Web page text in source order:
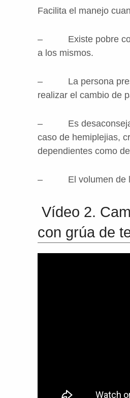
Facilita el manejo
– Existe pobre
a los mismos.
– La persona
realizar el cambio de
– Es
caso de hemiplejias,
dependientes como
– El volumen de la
Vídeo 2.
con grúa de